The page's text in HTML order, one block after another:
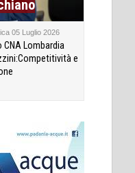
05 Luglio 2026
CNA Lombardia
e